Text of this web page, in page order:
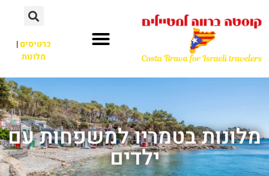
כרטיסים|
מלונות
מלונות בטמריו למשפחות עם
ילדים